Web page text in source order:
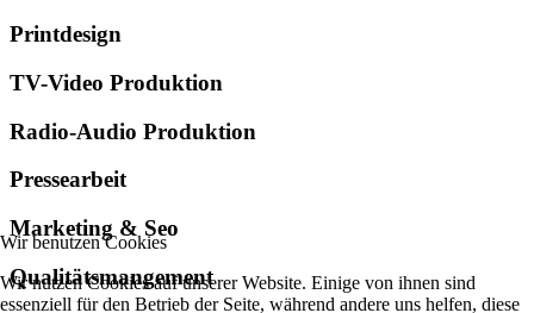
Printdesign
TV-Video Produktion
Radio-Audio Produktion
Pressearbeit
Marketing & Seo
Qualitätsmangement
Wir benutzen Cookies
Wir nutzen Cookies auf unserer Website. Einige von ihnen sind
essenziell für den Betrieb der Seite, während andere uns helfen, diese